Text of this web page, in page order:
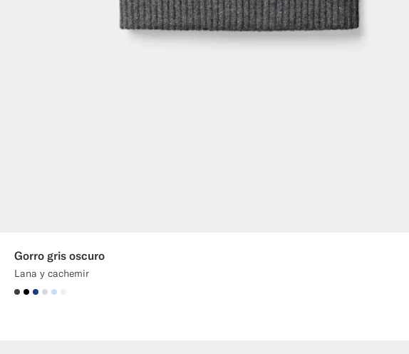
Gorro gris oscuro
Lana y cachemir
#3d4043
#000000
#1C3D7A
#D9DADA
#CCDCF9